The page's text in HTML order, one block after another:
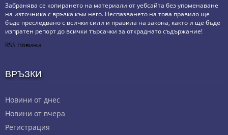
Забранява се копирането на материали от уебсайта без упоменаване
на източника с връзка към него. Неспазването на това правило ще
бъде преследвано с всички сили и правила на закона, както и ще бъде
изпратен репорт до всички търсачки за откраднато съдържание!
RSS Новини
ВРЪЗКИ
Новини от днес
Новини от вчера
Регистрация